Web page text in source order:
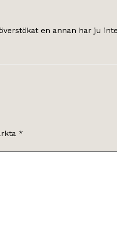
en annan har ju
*